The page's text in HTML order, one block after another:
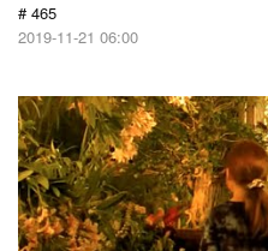
# 465
2019-11-21 06:00